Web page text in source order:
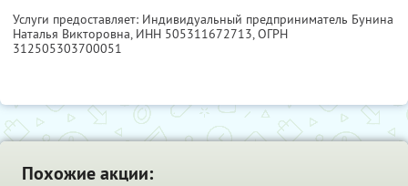
Услуги предоставляет: Индивидуальный предприниматель Бунина
Наталья Викторовна, ИНН 505311672713, ОГРН
312505303700051
Похожие акции: